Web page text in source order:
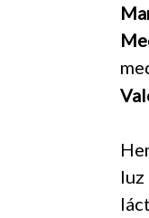
luz